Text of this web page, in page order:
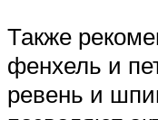
Также
фенхель и
ревень и